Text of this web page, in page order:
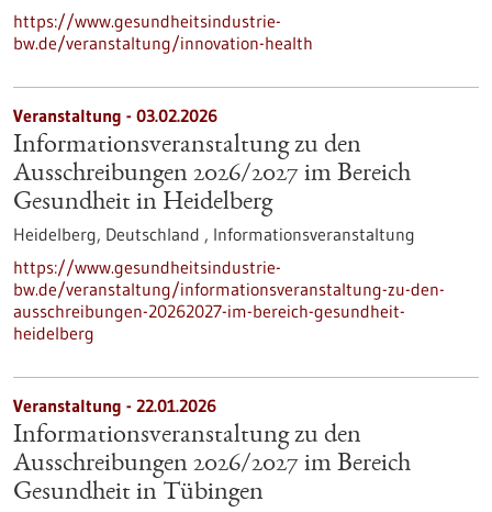
https://www.gesundheitsindustrie-
bw.de/veranstaltung/innovation-health
Veranstaltung - 03.02.2026
Informationsveranstaltung zu den
Ausschreibungen 2026/2027 im Bereich
Gesundheit in Heidelberg
Heidelberg, Deutschland , Informationsveranstaltung
https://www.gesundheitsindustrie-
bw.de/veranstaltung/informationsveranstaltung-zu-den-
ausschreibungen-20262027-im-bereich-gesundheit-
heidelberg
Veranstaltung - 22.01.2026
Informationsveranstaltung zu den
Ausschreibungen 2026/2027 im Bereich
Gesundheit in Tübingen